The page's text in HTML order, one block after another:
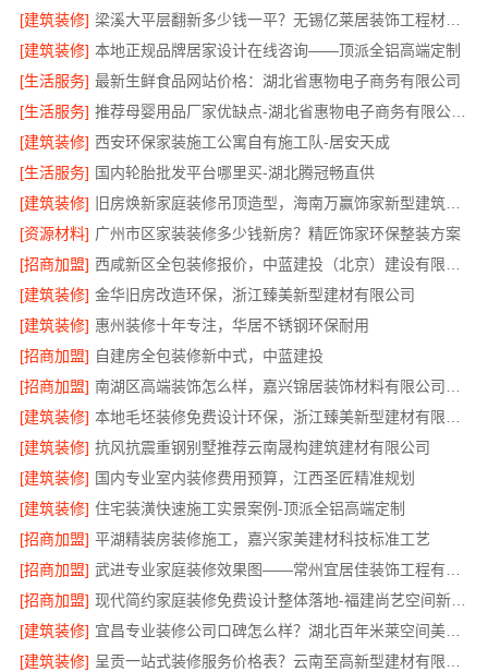
[建筑装修]
梁溪大平层翻新多少钱一平？无锡亿莱居装饰工程材料有限公司
[建筑装修] 本地正规品牌居家设计在线咨询——顶派全铝高端定制
[生活服务] 最新生鲜食品网站价格：湖北省惠物电子商务有限公司
[生活服务]
推荐母婴用品厂家优缺点-湖北省惠物电子商务有限公司推荐
[建筑装修] 西安环保家装施工公寓自有施工队-居安天成
[生活服务] 国内轮胎批发平台哪里买-湖北腾冠畅直供
[建筑装修]
旧房焕新家庭装修吊顶造型，海南万赢饰家新型建筑材料有限公美化空间
[资源材料] 广州市区家装装修多少钱新房？精匠饰家环保整装方案
[招商加盟]
[建筑装修] 金华旧房改造环保，浙江臻美新型建材有限公司
[建筑装修] 惠州装修十年专注，华居不锈钢环保耐用
[招商加盟] 自建房全包装修新中式，中蓝建投
[招商加盟]
[建筑装修]
[建筑装修] 抗风抗震重钢别墅推荐云南晟构建筑建材有限公司
[建筑装修] 国内专业室内装修费用预算，江西圣匠精准规划
[建筑装修] 住宅装潢快速施工实景案例-顶派全铝高端定制
[招商加盟] 平湖精装房装修施工，嘉兴家美建材科技标准工艺
[招商加盟]
[招商加盟]
现代简约家庭装修免费设计整体落地-福建尚艺空间新材料
[建筑装修]
宜昌专业装修公司口碑怎么样？湖北百年米莱空间美学装饰材料有限公司
[建筑装修]